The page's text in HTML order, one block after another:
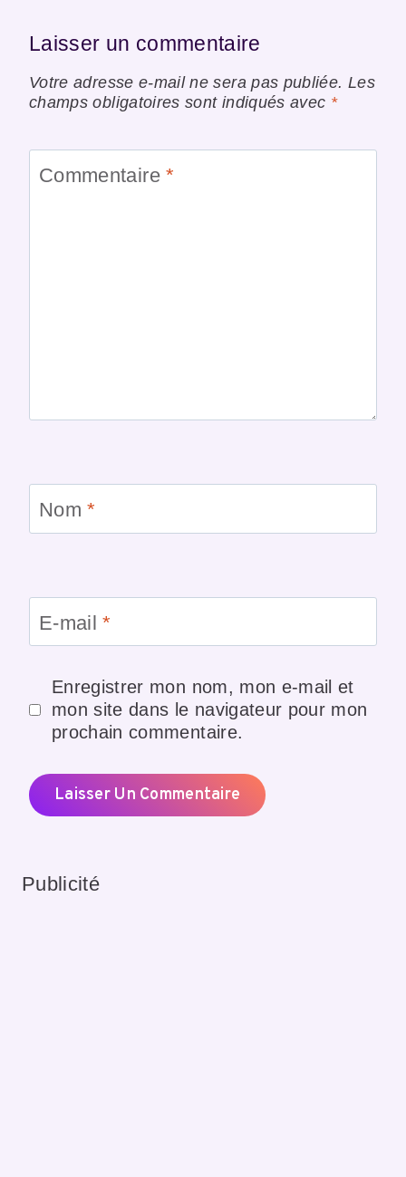
Laisser un commentaire
Votre adresse e-mail ne sera pas publiée. Les
champs obligatoires sont indiqués avec *
Commentaire*
Nom*
E-mail*
Enregistrer mon nom, mon e-mail et
mon site dans le navigateur pour mon
prochain commentaire.
Publicité